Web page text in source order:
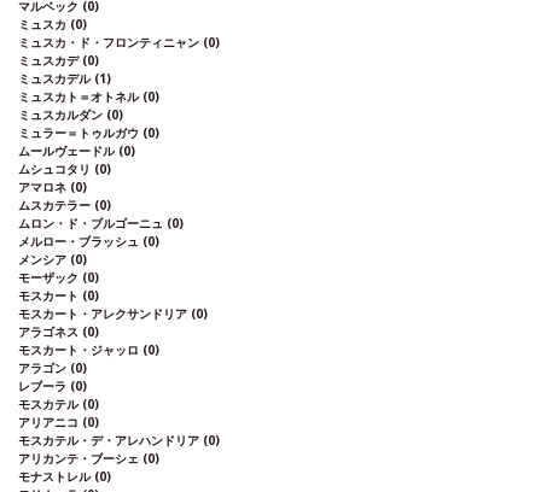
マルベック (0)
ミュスカ (0)
ミュスカ・ド・フロンティニャン (0)
ミュスカデ (0)
ミュスカデル (1)
ミュスカト＝オトネル (0)
ミュスカルダン (0)
ミュラー＝トゥルガウ (0)
ムールヴェードル (0)
ムシュコタリ (0)
アマロネ (0)
ムスカテラー (0)
ムロン・ド・ブルゴーニュ (0)
メルロー・ブラッシュ (0)
メンシア (0)
モーザック (0)
モスカート (0)
モスカート・アレクサンドリア (0)
アラゴネス (0)
モスカート・ジャッロ (0)
アラゴン (0)
レブーラ (0)
モスカテル (0)
アリアニコ (0)
モスカテル・デ・アレハンドリア (0)
アリカンテ・ブーシェ (0)
モナストレル (0)